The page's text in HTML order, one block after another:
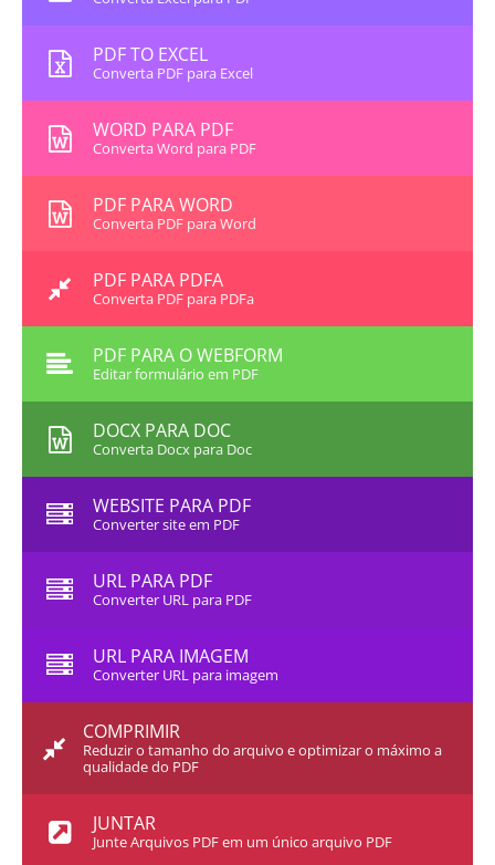
PDF TO EXCEL
Converta PDF para Excel
WORD PARA PDF
Converta Word para PDF
PDF PARA WORD
Converta PDF para Word
PDF PARA PDFA
Converta PDF para PDFa
PDF PARA O WEBFORM
Editar formulário em PDF
DOCX PARA DOC
Converta Docx para Doc
WEBSITE PARA PDF
Converter site em PDF
URL PARA PDF
Converter URL para PDF
URL PARA IMAGEM
Converter URL para imagem
COMPRIMIR
Reduzir o tamanho do arquivo e optimizar o máximo a
qualidade do PDF
JUNTAR
Junte Arquivos PDF em um único arquivo PDF